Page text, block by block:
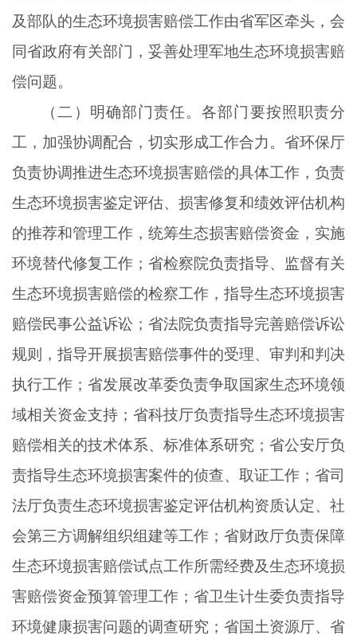
及部队的生态环境损害赔偿工作由省军区牵头，会
同省政府有关部门，妥善处理军地生态环境损害赔
偿问题。
（二）明确部门责任。各部门要按照职责分
工，加强协调配合，切实形成工作合力。省环保厅
负责协调推进生态环境损害赔偿的具体工作，负责
生态环境损害鉴定评估、损害修复和绩效评估机构
的推荐和管理工作，统筹生态损害赔偿资金，实施
环境替代修复工作；省检察院负责指导、监督有关
生态环境损害赔偿的检察工作，指导生态环境损害
赔偿民事公益诉讼；省法院负责指导完善赔偿诉讼
规则，指导开展损害赔偿事件的受理、审判和判决
执行工作；省发展改革委负责争取国家生态环境领
域相关资金支持；省科技厅负责指导生态环境损害
赔偿相关的技术体系、标准体系研究；省公安厅负
责指导生态环境损害案件的侦查、取证工作；省司
法厅负责生态环境损害鉴定评估机构资质认定、社
会第三方调解组织组建等工作；省财政厅负责保障
生态环境损害赔偿试点工作所需经费及生态环境损
害赔偿资金预算管理工作；省卫生计生委负责指导
环境健康损害问题的调查研究；省国土资源厅、省